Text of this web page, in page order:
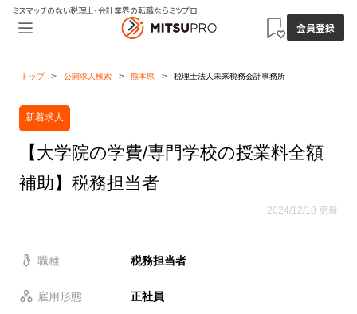
ミスマッチのない税理士・会計業界の転職ならミツプロ
会員登録
トップ 公開求人検索 熊本県 税理士法人未来税務会計事務所
新着求人
【大学院の学費/専門学校の授業料全額
補助】税務担当者
2024/12/18 更新
職種 税務担当者
雇用形態 正社員